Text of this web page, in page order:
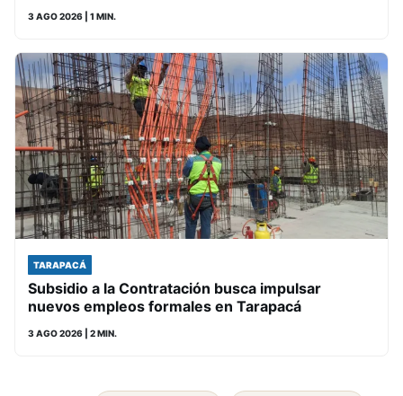
3 AGO 2026 | 1 MIN.
TARAPACÁ
Subsidio a la Contratación busca impulsar
nuevos empleos formales en Tarapacá
3 AGO 2026 | 2 MIN.